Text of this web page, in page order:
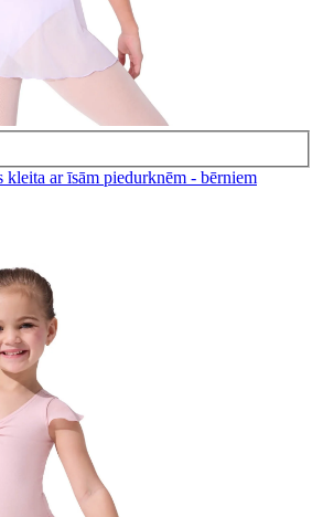
kleita ar īsām piedurknēm - bērniem